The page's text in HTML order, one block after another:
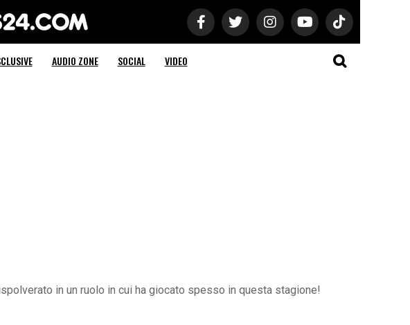
AUDIO ZONE SOCIAL VIDEO
in un ruolo in cui ha giocato spesso in questa stagione!